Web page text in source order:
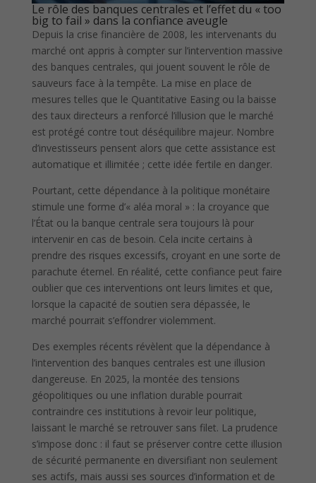
Le rôle des banques centrales et l’effet du « too
big to fail » dans la confiance aveugle
Depuis la crise financière de 2008, les intervenants du
marché ont appris à compter sur l’intervention massive
des banques centrales, qui jouent souvent le rôle de
sauveurs face à la tempête. La mise en place de
mesures telles que le Quantitative Easing ou la baisse
des taux directeurs a renforcé l’illusion que le marché
est protégé contre tout déséquilibre majeur. Nombre
d’investisseurs pensent alors que cette assistance est
automatique et illimitée ; cette idée fertile en danger.
Pourtant, cette dépendance à la politique monétaire
stimule une forme d’« aléa moral » : la croyance que
l’État ou la banque centrale sera toujours là pour
intervenir en cas de besoin. Cela incite certains à
prendre des risques excessifs, croyant en une sorte de
parachute éternel. En réalité, cette confiance peut faire
oublier que ces interventions ont leurs limites et que,
lorsque la capacité de soutien sera dépassée, le
marché pourrait s’effondrer violemment.
Des exemples récents révèlent que la dépendance à
l’intervention des banques centrales est une illusion
dangereuse. En 2025, la montée des tensions
géopolitiques ou une inflation durable pourrait
contraindre ces institutions à revoir leur politique,
laissant le marché se retrouver sans filet. La prudence
s’impose donc : il faut se préserver contre cette illusion
de sécurité permanente en diversifiant non seulement
ses actifs, mais aussi ses sources d’information et de